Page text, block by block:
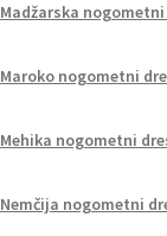
Madžarska nogometni
Maroko nogometni
Mehika nogometni
Nemčija nogometni